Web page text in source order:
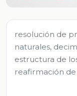
resolución de
naturales,
estructura de
reafirmación